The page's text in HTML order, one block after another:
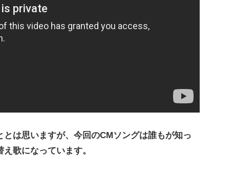
は思いますが、今回のCMソングは誰もが知っ
歌になっています。